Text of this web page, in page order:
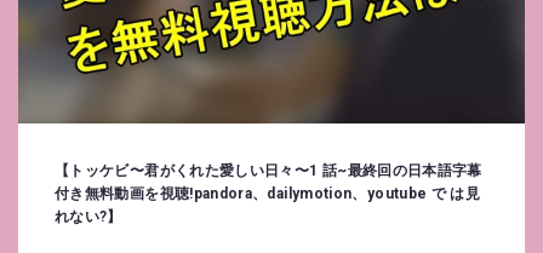
【トッケビ〜君がくれた愛しい日々〜1 話~最終回の日本語字幕
付き無料動画を視聴!pandora、dailymotion、youtube で は見
れない?】